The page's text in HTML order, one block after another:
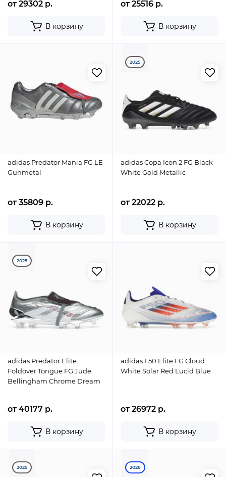
от 29302 р.
В корзину
от 25516 р.
В корзину
adidas Predator Mania FG LE
Gunmetal
от 35809 р.
В корзину
2025
adidas Copa Icon 2 FG Black
White Gold Metallic
от 22022 р.
В корзину
2025
adidas Predator Elite
Foldover Tongue FG Jude
Bellingham Chrome Dream
от 40177 р.
В корзину
adidas F50 Elite FG Cloud
White Solar Red Lucid Blue
от 26972 р.
В корзину
2025 2026